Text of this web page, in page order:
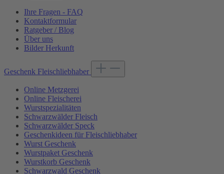
Ihre Fragen - FAQ
Kontaktformular
Ratgeber / Blog
Über uns
Bilder Herkunft
Geschenk Fleischliebhaber
Online Metzgerei
Online Fleischerei
Wurstspezialitäten
Schwarzwälder Fleisch
Schwarzwälder Speck
Geschenkideen für Fleischliebhaber
Wurst Geschenk
Wurstpaket Geschenk
Wurstkorb Geschenk
Schwarzwald Geschenk